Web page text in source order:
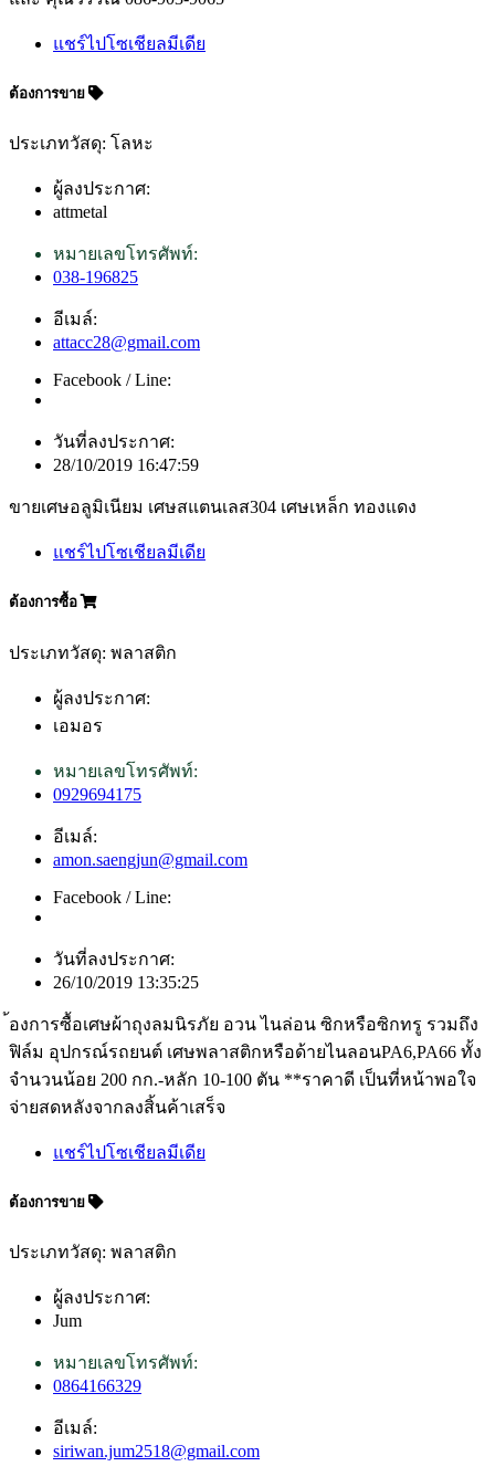
แชร์ไปโซเชียลมีเดีย
ต้องการขาย
ประเภทวัสดุ: โลหะ
ผู้ลงประกาศ:
attmetal
หมายเลขโทรศัพท์:
038-196825
อีเมล์:
attacc28@gmail.com
Facebook / Line:
วันที่ลงประกาศ:
28/10/2019 16:47:59
ขายเศษอลูมิเนียม เศษสแตนเลส304 เศษเหล็ก ทองแดง
แชร์ไปโซเชียลมีเดีย
ต้องการซื้อ
ประเภทวัสดุ: พลาสติก
ผู้ลงประกาศ:
เอมอร
หมายเลขโทรศัพท์:
0929694175
อีเมล์:
amon.saengjun@gmail.com
Facebook / Line:
วันที่ลงประกาศ:
26/10/2019 13:35:25
้องการซื้อเศษผ้าถุงลมนิรภัย อวน ไนล่อน ซิกหรือซิกทรู รวมถึง
ฟิล์ม อุปกรณ์รถยนต์ เศษพลาสติกหรือด้ายไนลอนPA6,PA66 ทั้ง
จำนวนน้อย 200 กก.-หลัก 10-100 ตัน **ราคาดี เป็นที่หน้าพอใจ
จ่ายสดหลังจากลงสิ้นค้าเสร็จ
แชร์ไปโซเชียลมีเดีย
ต้องการขาย
ประเภทวัสดุ: พลาสติก
ผู้ลงประกาศ:
Jum
หมายเลขโทรศัพท์:
0864166329
อีเมล์:
siriwan.jum2518@gmail.com